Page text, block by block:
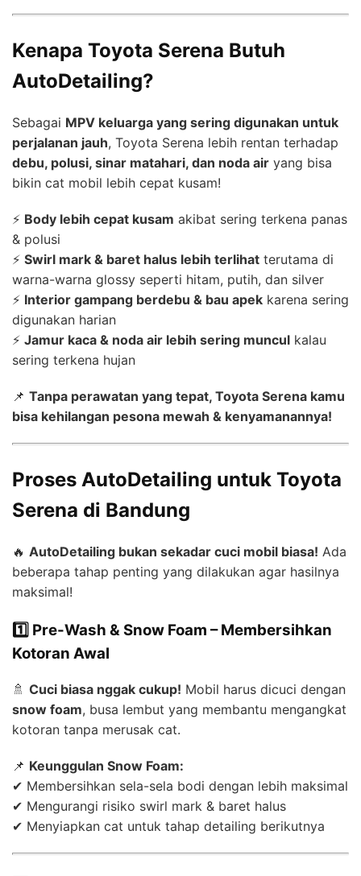
Kenapa Toyota Serena Butuh
AutoDetailing?
Sebagai MPV keluarga yang sering digunakan untuk
perjalanan jauh, Toyota Serena lebih rentan terhadap
debu, polusi, sinar matahari, dan noda air yang bisa
bikin cat mobil lebih cepat kusam!
⚡ Body lebih cepat kusam akibat sering terkena panas
& polusi
⚡ Swirl mark & baret halus lebih terlihat terutama di
warna-warna glossy seperti hitam, putih, dan silver
⚡ Interior gampang berdebu & bau apek karena sering
digunakan harian
⚡ Jamur kaca & noda air lebih sering muncul kalau
sering terkena hujan
📌 Tanpa perawatan yang tepat, Toyota Serena kamu
bisa kehilangan pesona mewah & kenyamanannya!
Proses AutoDetailing untuk Toyota
Serena di Bandung
🔥 AutoDetailing bukan sekadar cuci mobil biasa! Ada
beberapa tahap penting yang dilakukan agar hasilnya
maksimal!
1️⃣ Pre-Wash & Snow Foam – Membersihkan
Kotoran Awal
🚿 Cuci biasa nggak cukup! Mobil harus dicuci dengan
snow foam, busa lembut yang membantu mengangkat
kotoran tanpa merusak cat.
📌 Keunggulan Snow Foam:
✔ Membersihkan sela-sela bodi dengan lebih maksimal
✔ Mengurangi risiko swirl mark & baret halus
✔ Menyiapkan cat untuk tahap detailing berikutnya